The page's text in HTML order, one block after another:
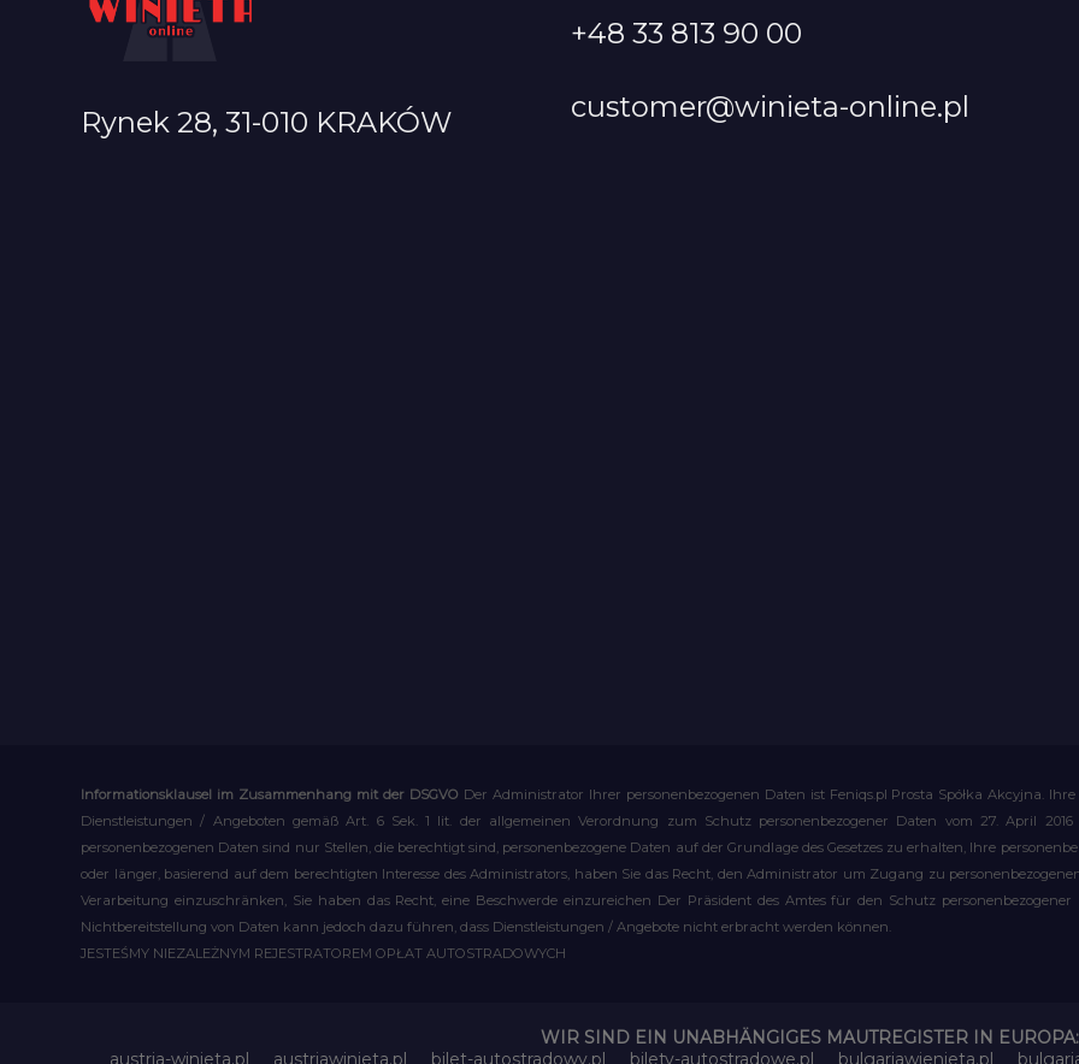
Rynek 28, 31-010 KRAKÓW
+48 33 813 90 00
customer@winieta-online.pl
Informationsklausel im Zusammenhang mit der DSGVO Der Administrator Ihrer personenbezogenen Daten ist Feniqs.pl Prosta Spółka Akcyjna.
Dienstleistungen / Angeboten gemäß Art. 6 Sek. 1 lit. der allgemeinen Verordnung zum Schutz personenbezogener Daten vom 27. April
personenbezogenen Daten sind nur Stellen, die berechtigt sind, personenbezogene Daten auf der Grundlage des Gesetzes zu erhalten, Ihre
oder länger, basierend auf dem berechtigten Interesse des Administrators, haben Sie das Recht, den Administrator um Zugang zu
Verarbeitung einzuschränken, Sie haben das Recht, eine Beschwerde einzureichen Der Präsident des Amtes für den Schutz
Nichtbereitstellung von Daten kann jedoch dazu führen, dass Dienstleistungen / Angebote nicht erbracht werden können.
JESTEŚMY NIEZALEŻNYM REJESTRATOREM OPŁAT AUTOSTRADOWYCH
WIR SIND EIN UNABHÄNGIGES MAUTREGISTER IN EUROPA:
austria-winieta.pl
austriawinieta.pl bilet-autostradowy.pl bilety-autostradowe.pl bulgariawienieta.pl